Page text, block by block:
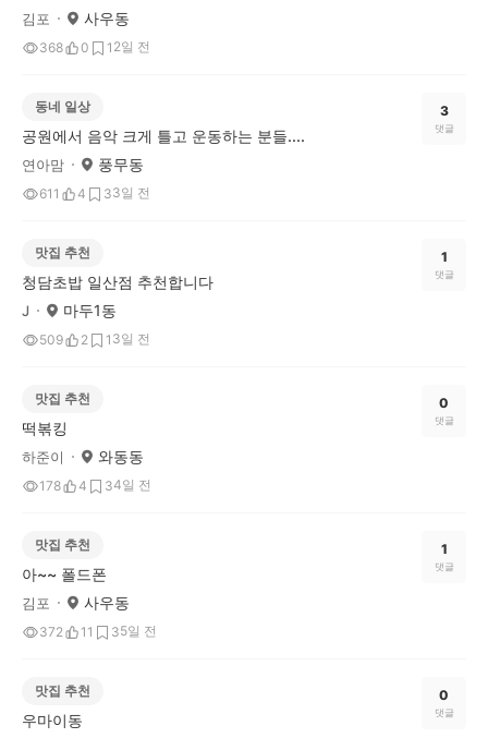
김포 사우동
368 0 1 2일 전
동네 일상
공원에서 음악 크게 틀고 운동하는 분들....
연아맘 풍무동
611 4 33일 전
3
댓글
맛집 추천
청담초밥 일산점 추천합니다
J 마두1동
509 2 1 3일 전
1
댓글
맛집 추천
떡볶킹
하준이 와동동
178 4 34일 전
0
댓글
맛집 추천
아~~ 폴드폰
김포 사우동
372 11 35일 전
1
댓글
맛집 추천
우마이동
0
댓글